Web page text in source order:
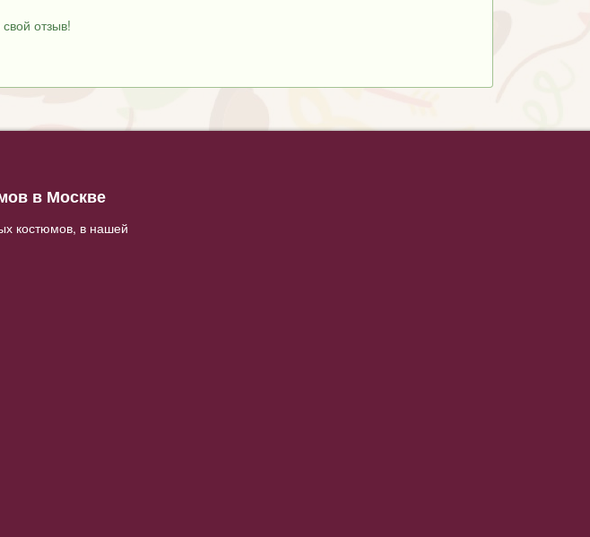
отзыв!
в Москве
костюмов, в нашей